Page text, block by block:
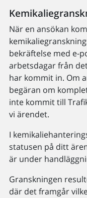
När en ansökan
bekräftelse med e-
arbetsdagar från
har kommit in. Om
begäran om
inte kommit till
vi ärendet.
I
statusen på ditt
är under
Granskningen
där det framgår